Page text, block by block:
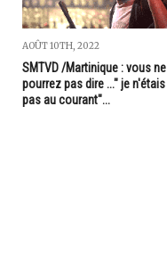
AOÛT 10TH, 2022
SMTVD /Martinique : vous ne
pourrez pas dire ..." je n'étais
pas au courant"...